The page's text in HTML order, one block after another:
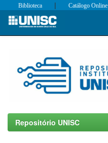
Skip
Biblioteca | Catálogo Online
Repositório UNISC